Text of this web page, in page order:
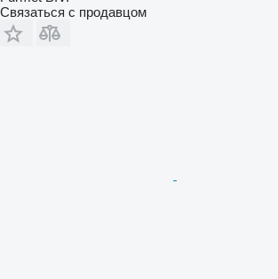
Связаться с продавцом